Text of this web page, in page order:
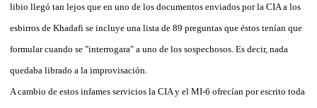
libio llegó tan lejos que en uno de los documentos enviados por la CIA a los
esbirros de Khadafi se incluye una lista de 89 preguntas que éstos tenían que
formular cuando se "interrogara" a uno de los sospechosos. Es decir, nada
quedaba librado a la improvisación.
A cambio de estos infames servicios la CIA y el MI-6 ofrecían por escrito toda